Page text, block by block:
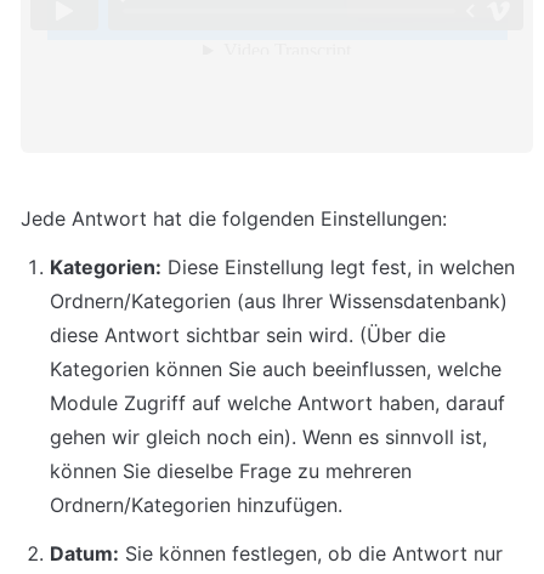
Jede Antwort hat die folgenden Einstellungen:
Kategorien: Diese Einstellung legt fest, in welchen
Ordnern/Kategorien (aus Ihrer Wissensdatenbank)
diese Antwort sichtbar sein wird. (Über die
Kategorien können Sie auch beeinflussen, welche
Module Zugriff auf welche Antwort haben, darauf
gehen wir gleich noch ein). Wenn es sinnvoll ist,
können Sie dieselbe Frage zu mehreren
Ordnern/Kategorien hinzufügen.
Datum: Sie können festlegen, ob die Antwort nur